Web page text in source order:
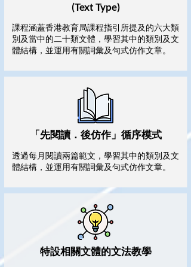
(Text Type)
課程涵蓋香港教育局課程指引所提及的六大類
別及當中的二十類文體，學習其中的類別及文
體結構，並運用有關詞彙及句式仿作文章。
「先閱讀．後仿作」循序模式
透過每月閱讀兩篇範文，學習其中的類別及文
體結構，並運用有關詞彙及句式仿作文章。
特設相關文體的文法教學